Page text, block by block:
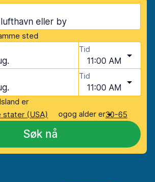
sted
Tid
11:00 AM
Tid
11:00 AM
er
stater (USA)
ogog alder er30-65
Søk nå